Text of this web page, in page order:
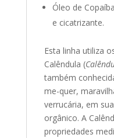
Óleo de
e cicatrizante.
Esta linha utiliza
Calêndula (
também
me-quer,
verrucária, em
orgânico. A
propriedades